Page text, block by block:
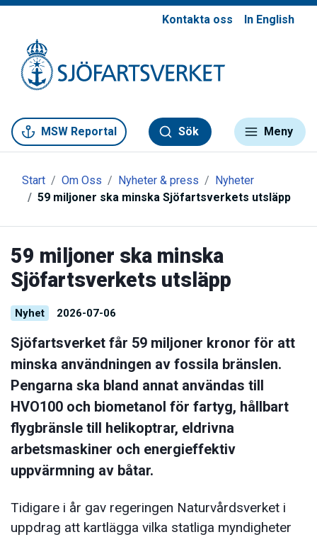
Kontakta oss In English
MSW Reportal Sök Meny
Start Om Oss Nyheter & press
Nyheter
59 miljoner ska minska Sjöfartsverkets utsläpp
59 miljoner ska minska
Sjöfartsverkets utsläpp
Nyhet 2026-07-06
Sjöfartsverket får 59 miljoner kronor för att
minska användningen av fossila bränslen.
Pengarna ska bland annat användas till
HVO100 och biometanol för fartyg, hållbart
flygbränsle till helikoptrar, eldrivna
arbetsmaskiner och energieffektiv
uppvärmning av båtar.
Tidigare i år gav regeringen Naturvårdsverket i
uppdrag att kartlägga vilka statliga myndigheter